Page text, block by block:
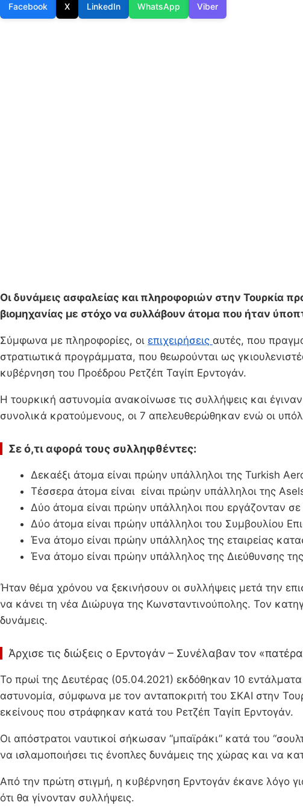
Facebook X LinkedIn WhatsApp Viber
Οι δυνάμεις ασφαλείας και πληροφοριών στην Τουρκία
βιομηχανίας με στόχο να συλλάβουν άτομα που ήταν
Σύμφωνα με πληροφορίες, οι επιχειρήσεις αυτές, που
στρατιωτικά προγράμματα, που θεωρούνται ως
κυβέρνηση του Προέδρου Ρετζέπ Ταγίπ Ερντογάν.
Η τουρκική αστυνομία ανακοίνωσε τις συλλήψεις και
συνολικά κρατούμενους, οι 7 απελευθερώθηκαν ενώ οι
Σε ό,τι αφορά τους συλληφθέντες:
Δεκαέξι άτομα είναι πρώην υπάλληλοι της Turkish
Τέσσερα άτομα είναι είναι πρώην υπάλληλοι της
Δύο άτομα είναι πρώην υπάλληλοι που εργάζονταν σε
Δύο άτομα είναι πρώην υπάλληλοι του Συμβουλίου
Ένα άτομο είναι πρώην υπάλληλος της εταιρείας
Ένα άτομο είναι πρώην υπάλληλος της Διεύθυνσης
Ήταν θέμα χρόνου να ξεκινήσουν οι συλλήψεις μετά την
να κάνει τη νέα Διώρυγα της Κωνσταντινούπολης. Τον
δυνάμεις.
Άρχισε τις διώξεις ο Ερντογάν – Συνέλαβαν τον
Το πρωί της Δευτέρας (05.04.2021) εκδόθηκαν 10
αστυνομία, σύμφωνα με τον ανταποκριτή του ΣΚΑΙ στην
εκείνους που στράφηκαν κατά του Ρετζέπ Ταγίπ Ερντογάν.
Οι απόστρατοι ναυτικοί σήκωσαν “μπαϊράκι” κατά του
να ισλαμοποιήσει τις ένοπλες δυνάμεις της χώρας και να
Από την πρώτη στιγμή, η κυβέρνηση Ερντογάν έκανε λόγο
ότι θα γίνονταν συλλήψεις.